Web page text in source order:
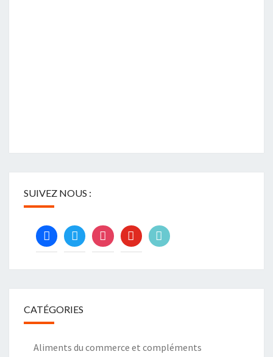
SUIVEZ NOUS :
facebooktwitterinstagramyoutubetiktok
CATÉGORIES
Aliments du commerce et compléments